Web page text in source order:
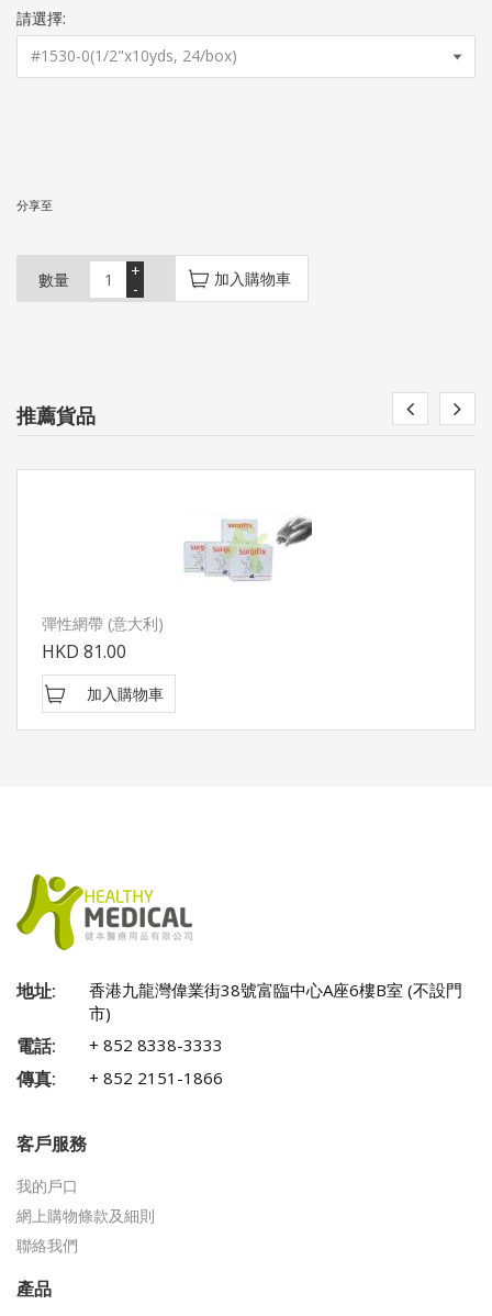
請選擇:
分享至
數量 -
+ 加入購物車
推薦貨品
彈性網帶 (意大利)
HKD 81.00
加入購物車
地址:
香港九龍灣偉業街38號富臨中心A座6樓B室 (不設門
市)
電話: + 852 8338-3333
傳真: + 852 2151-1866
客戶服務
我的戶口
網上購物條款及細則
聯絡我們
產品